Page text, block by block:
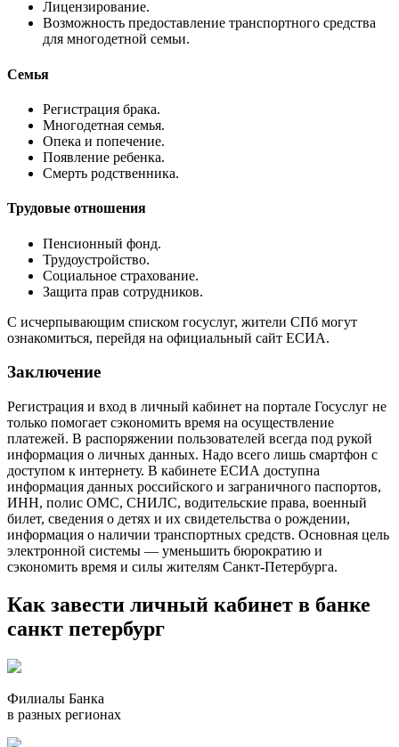
Лицензирование.
Возможность предоставление транспортного средства
для многодетной семьи.
Семья
Регистрация брака.
Многодетная семья.
Опека и попечение.
Появление ребенка.
Смерть родственника.
Трудовые отношения
Пенсионный фонд.
Трудоустройство.
Социальное страхование.
Защита прав сотрудников.
С исчерпывающим списком госуслуг, жители СПб могут
ознакомиться, перейдя на официальный сайт ЕСИА.
Заключение
Регистрация и вход в личный кабинет на портале Госуслуг не
только помогает сэкономить время на осуществление
платежей. В распоряжении пользователей всегда под рукой
информация о личных данных. Надо всего лишь смартфон с
доступом к интернету. В кабинете ЕСИА доступна
информация данных российского и заграничного паспортов,
ИНН, полис ОМС, СНИЛС, водительские права, военный
билет, сведения о детях и их свидетельства о рождении,
информация о наличии транспортных средств. Основная цель
электронной системы — уменьшить бюрократию и
сэкономить время и силы жителям Санкт-Петербурга.
Как завести личный кабинет в банке
санкт петербург
Филиалы Банка
в разных регионах